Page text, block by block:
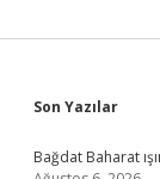
Son Yazılar
Bağdat Baharat